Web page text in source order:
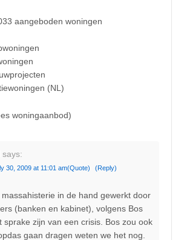
aangeboden woningen
(NL)
woningaanbod)
says:
30, 2009 at 11:01 am(Quote) (Reply)
in de hand gewerkt door
(banken en kabinet), volgens Bos
sprake zijn van een crisis. Bos zou ook
gaan dragen weten we het nog.